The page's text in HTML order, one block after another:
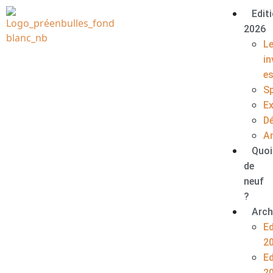
2026
Quoi
de
neuf
?